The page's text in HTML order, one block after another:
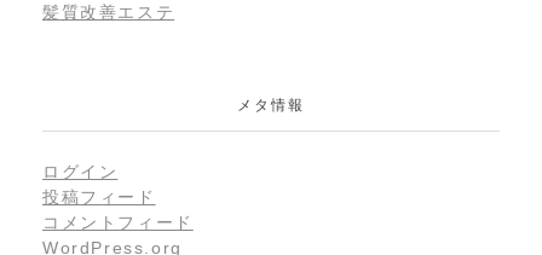
髪質改善エステ
メタ情報
ログイン
投稿フィード
コメントフィード
WordPress.org